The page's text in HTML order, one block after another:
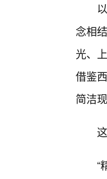
念相
光、
借鉴
简洁
“